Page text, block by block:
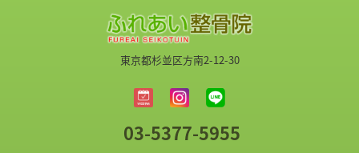
東京都杉並区方南2-12-30
03-5377-5955